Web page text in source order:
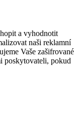
a vyhodnotit
naši reklamní
Vaše zašifrované
poskytovateli, pokud